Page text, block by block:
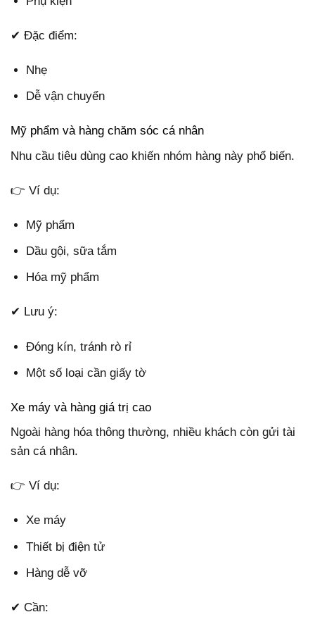
✔ Đặc điểm:
Nhẹ
Dễ vận chuyển
Mỹ phẩm và hàng chăm sóc cá nhân
Nhu cầu tiêu dùng cao khiến nhóm hàng này phổ biến.
👉 Ví dụ:
Mỹ phẩm
Dầu gội, sữa tắm
Hóa mỹ phẩm
✔ Lưu ý:
Đóng kín, tránh rò rỉ
Một số loại cần giấy tờ
Xe máy và hàng giá trị cao
Ngoài hàng hóa thông thường, nhiều khách còn gửi tài
sản cá nhân.
👉 Ví dụ:
Xe máy
Thiết bị điện tử
Hàng dễ vỡ
✔ Cần: